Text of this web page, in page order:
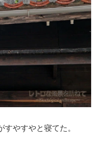
やすやと寝てた。